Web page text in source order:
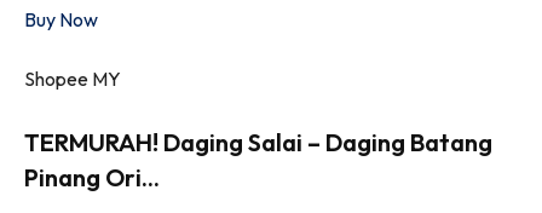
Buy Now
Shopee MY
TERMURAH! Daging Salai – Daging Batang
Pinang Ori...